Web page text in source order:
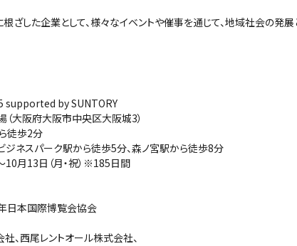
ざした企業として、様々なイベントや催事を通じて、地域社会の発
by SUNTORY
阪府大阪市中央区大阪城3）
歩2分
ーク駅から徒歩5分、森ノ宮駅から徒歩8分
月13日（月・祝）※185日間
日本国際博覧会協会
西尾レントオール株式会社、